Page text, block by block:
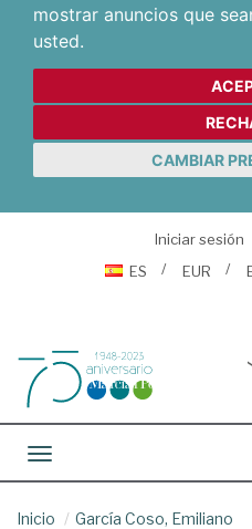
mostrar anuncios que
usted.
CAMBIAR
Iniciar sesión
ES
EUR
Toggle navigation
Inicio García Coso, Emiliano